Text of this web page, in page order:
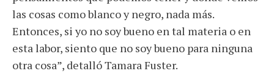
las cosas como blanco y negro, nada más.
Entonces, si yo no soy bueno en tal materia o en
esta labor, siento que no soy bueno para ninguna
otra cosa”, detalló Tamara Fuster.